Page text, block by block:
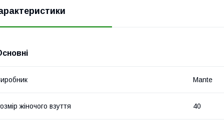
Mante
жіночого взуття 40